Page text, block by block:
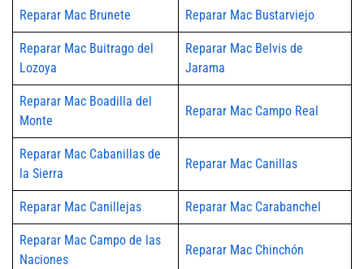
Reparar Mac Brunete Reparar Mac Bustarviejo
Reparar Mac Buitrago del
Lozoya
Reparar Mac Belvis de
Jarama
Reparar Mac Boadilla del
Monte
Reparar Mac Campo Real
Reparar Mac Cabanillas de
la Sierra
Reparar Mac Canillas
Reparar Mac Canillejas Reparar Mac Carabanchel
Reparar Mac Campo de las
Naciones
Reparar Mac Chinchón